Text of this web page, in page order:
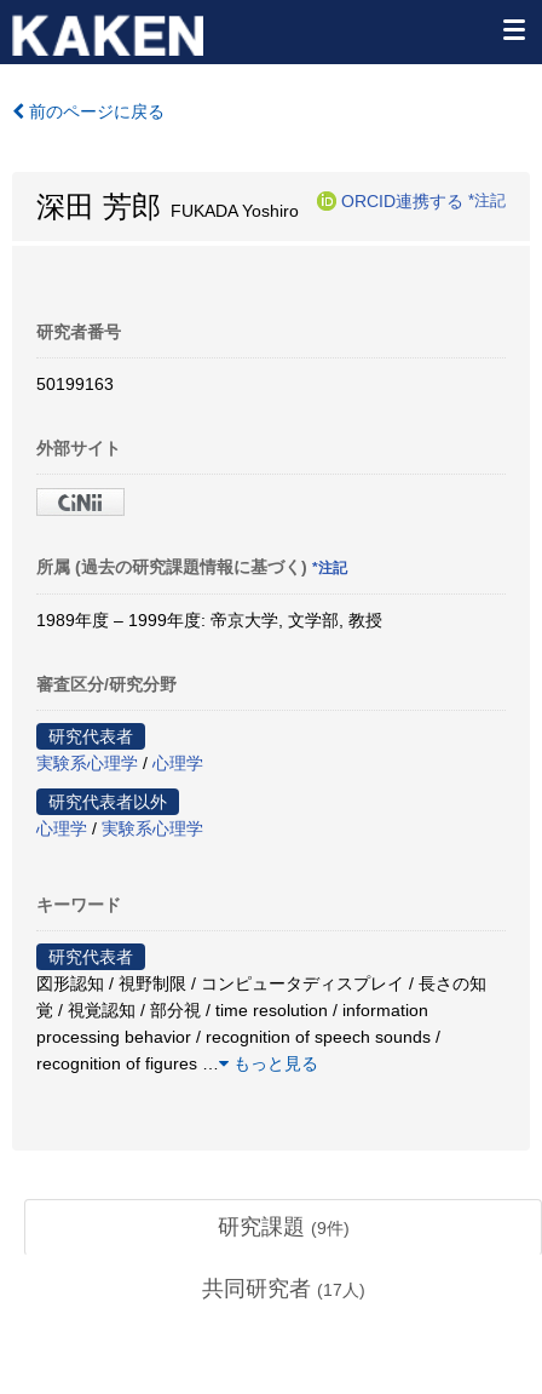
前のページに戻る
深田 芳郎 FUKADA Yoshiro
ORCID連携する *注記
研究者番号
50199163
外部サイト
所属 (過去の研究課題情報に基づく) *注記
1989年度 – 1999年度: 帝京大学, 文学部, 教授
審査区分/研究分野
研究代表者
実験系心理学 / 心理学
研究代表者以外
心理学 / 実験系心理学
キーワード
研究代表者
図形認知 / 視野制限 / コンピュータディスプレイ / 長さの知
覚 / 視覚認知 / 部分視 / time resolution / information
processing behavior / recognition of speech sounds /
recognition of figures
もっと見る
研究課題 (9件)
共同研究者 (17 人)